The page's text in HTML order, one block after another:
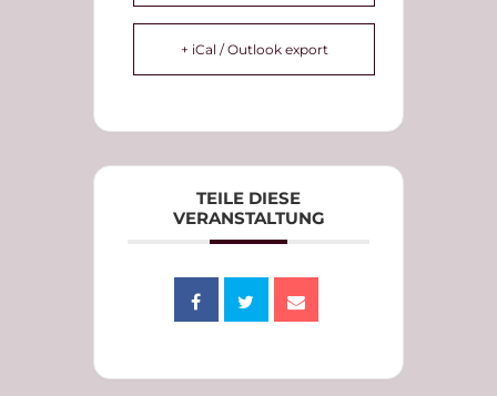
+ iCal / Outlook export
TEILE DIESE
VERANSTALTUNG